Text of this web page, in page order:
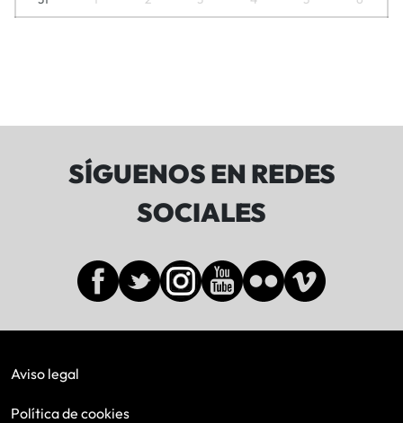
SÍGUENOS EN REDES
SOCIALES
Aviso legal
Política de cookies